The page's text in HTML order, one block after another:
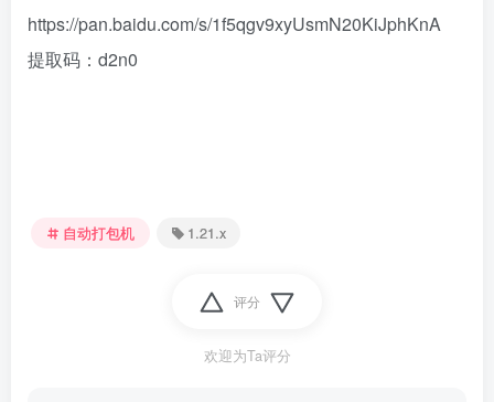
https://pan.baidu.com/s/1f5qgv9xyUsmN20KiJphKnA
提取码：d2n0
自动打包机 1.21.x
评分
欢迎为Ta评分